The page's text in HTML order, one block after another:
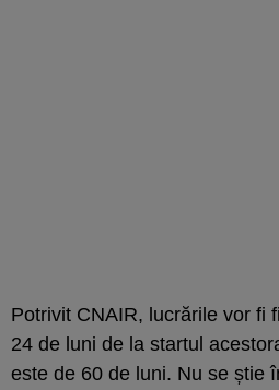
Potrivit CNAIR, lucrările vor fi
24 de luni de la startul
este de 60 de luni. Nu se știe